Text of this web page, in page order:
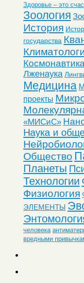
Здоровье – это
Зоология
История
государства
Космонавтика
Лженаука
Медицина
проекты
«МИСиС»
Наука и
Общество
Планеты
Технологии
Физиология
ЭЛЕМЕНТЫ
человека
вредными